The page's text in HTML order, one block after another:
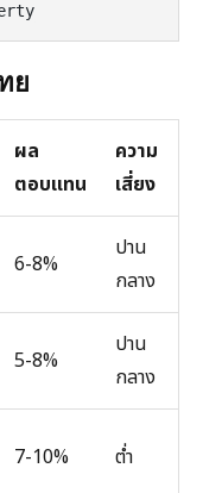
ย
ผล
ตอบแทน
ความ
เสี่ยง
6-8%
ปาน
กลาง
5-8%
ปาน
กลาง
7-10% ต่ำ